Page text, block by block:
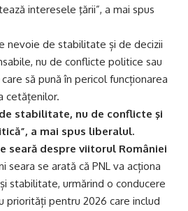
interesele ţării”, a mai spus
nevoie de stabilitate și de decizii
nu de conflicte politice sau
să pună în pericol funcționarea
cetățenilor.
stabilitate, nu de conflicte şi
a mai spus liberalul.
seară despre viitorul României
seara se arată că PNL va acționa
stabilitate, urmărind o conducere
priorități pentru 2026 care includ